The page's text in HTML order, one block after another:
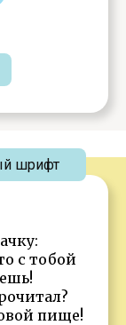
с тобой
пище!
шрифт